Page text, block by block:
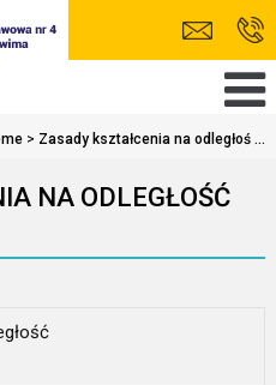
> Zasady kształcenia na odległoś ...
NA ODLEGŁOŚĆ